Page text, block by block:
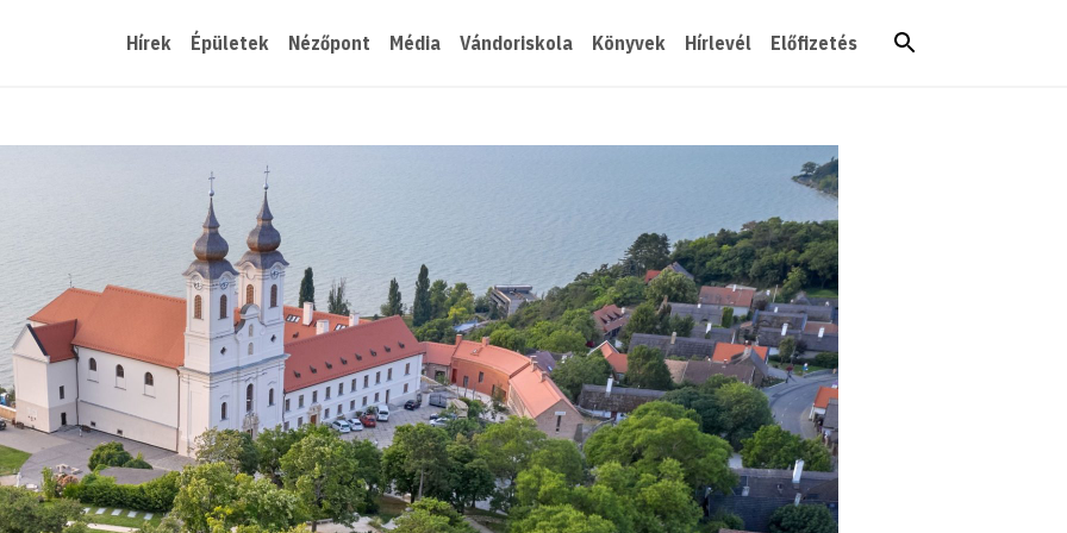
Hírek Épületek Nézőpont Média Vándoriskola Könyvek Hírlevél Előfizetés